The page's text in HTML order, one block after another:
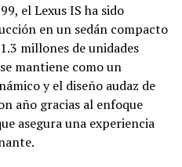
el Lexus IS ha sido
en un sedán compacto
millones de unidades
mantiene como un
y el diseño audaz de
año gracias al enfoque
asegura una experiencia